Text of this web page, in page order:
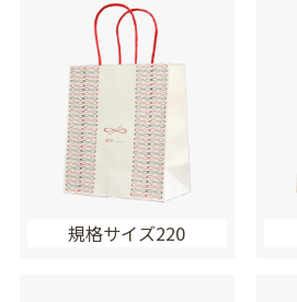
規格サイズ220